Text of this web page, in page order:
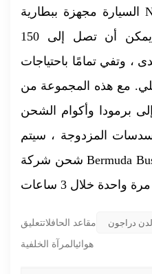
السيارة مجهزة ببطارية Ningde Times ، في فرضية
نطاق الحمولة الكامل ، يمكن أن تصل إلى 150
، وتفي تمامًا باحتياجات
مع هذه المجموعة من
برمودا وأكوام الشحن
المزدوجة ، سيتم
شحن شركة Bermuda Bus Company ليلاً إلى السيارة
دراجون
مقاعد الحافلاتتعليق
هوائيالمرآة الخلفية